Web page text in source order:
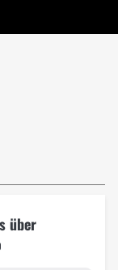
über